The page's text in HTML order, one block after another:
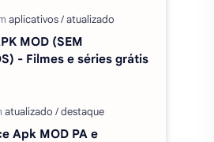
MOD (SEM
- Filmes e séries grátis
Apk MOD PA e